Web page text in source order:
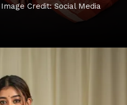
Image Credit: Social Media